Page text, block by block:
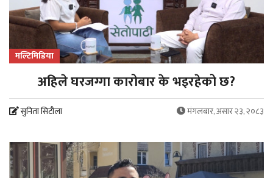
मल्टिमिडिया
अहिले घरजग्गा कारोबार के भइरहेको छ?
सुनिता सिटौला मंगलबार, असार २३, २०८३